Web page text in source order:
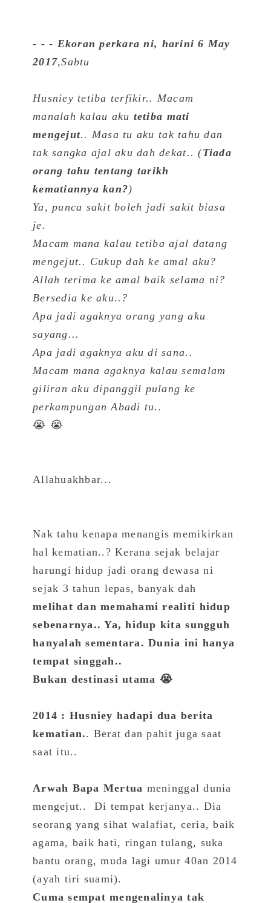
- - - Ekoran perkara ni, harini 6 May
2017,Sabtu
Husniey tetiba terfikir.. Macam
manalah kalau aku tetiba mati
mengejut.. Masa tu aku tak tahu dan
tak sangka ajal aku dah dekat.. (Tiada
orang tahu tentang tarikh
kematiannya kan?)
Ya, punca sakit boleh jadi sakit biasa
je.
Macam mana kalau tetiba ajal datang
mengejut.. Cukup dah ke amal aku?
Allah terima ke amal baik selama ni?
Bersedia ke aku..?
Apa jadi agaknya orang yang aku
sayang...
Apa jadi agaknya aku di sana..
Macam mana agaknya kalau semalam
giliran aku dipanggil pulang ke
perkampungan Abadi tu..
😭 😭
Allahuakhbar​...
Nak tahu kenapa menangis memikirkan
hal kematian..? Kerana sejak belajar
harungi hidup jadi orang dewasa ni
sejak 3 tahun lepas, banyak dah
melihat dan memahami realiti hidup
sebenarnya.. Ya, hidup kita sungguh
hanyalah sementara. Dunia ini hanya
tempat singgah..
Bukan destinasi utama 😭
2014 : Husniey hadapi dua berita
kematian.. Berat dan pahit juga saat
saat itu..
Arwah Bapa Mertua meninggal dunia
mengejut.. Di tempat kerjanya.. Dia
seorang yang sihat walafiat, ceria, baik
agama, baik hati, ringan tulang, suka
bantu orang, muda lagi umur 40an 2014
(ayah tiri suami).
Cuma sempat mengenalinya tak